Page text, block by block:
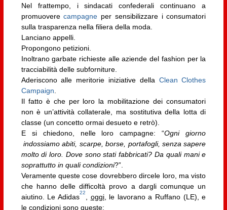
Nel frattempo, i sindacati confederali continuano a
promuoverecampagne per sensibilizzare i consumatori
sulla trasparenza nella filiera della moda.
Lanciano appelli.
Propongono petizioni.
Inoltrano garbate richieste alle aziende del fashion per la
tracciabilità delle subforniture.
Aderiscono alle meritorie iniziative della Clean Clothes
Campaign
Il fatto è che per loro la mobilitazione dei consumatori
non è un’attività collaterale, ma sostitutiva della lotta di
classe (un concetto ormai desueto e retrò).
E si chiedono, nelle loro campagne: “Ogni giorno
indossiamo abiti, scarpe, borse, portafogli, senza sapere
molto di loro. Dove sono stati fabbricati? Da quali mani e
soprattutto in quali condizioni?”.
Veramente queste cose dovrebbero dircele loro, ma visto
che hanno delle difficoltà provo a dargli comunque un
aiutino. Le Adidas
22
oggi, le lavorano a Ruffano (LE), e
le condizioni sono queste: